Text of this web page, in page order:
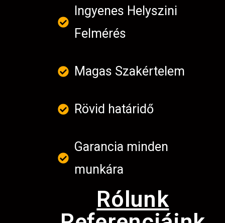
Ingyenes Helyszini
Felmérés
Magas Szakértelem
Rövid határidő
Garancia minden
munkára
Rólunk